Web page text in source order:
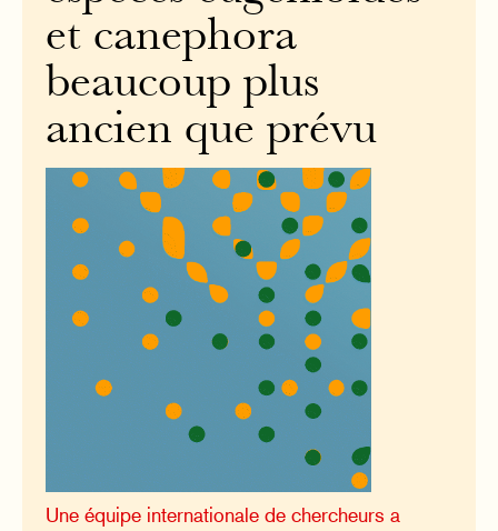
et canephora
beaucoup plus
ancien que prévu
Une équipe internationale de chercheurs a